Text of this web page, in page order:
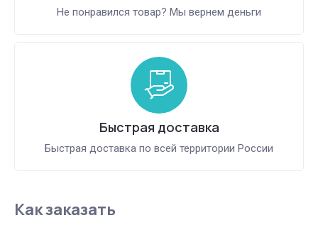
Не понравился товар? Мы вернем деньги
Быстрая доставка
Быстрая доставка по всей территории России
Как заказать